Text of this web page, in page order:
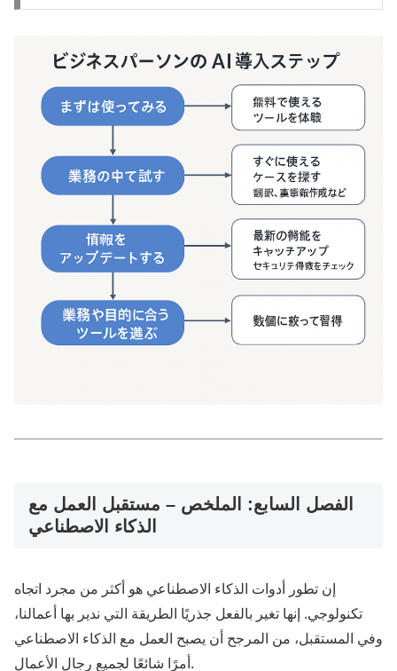
الفصل السابع: الملخص – مستقبل العمل مع
الذكاء الاصطناعي
إن تطور أدوات الذكاء الاصطناعي هو أكثر من مجرد اتجاه
تكنولوجي. إنها تغير بالفعل جذريًا الطريقة التي ندير بها أعمالنا،
وفي المستقبل، من المرجح أن يصبح العمل مع الذكاء الاصطناعي
أمرًا شائعًا لجميع رجال الأعمال.